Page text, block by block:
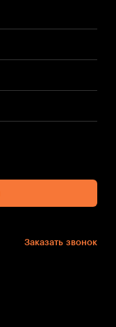
Заказать звонок